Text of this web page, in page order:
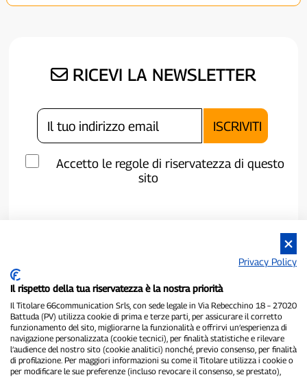
RICEVI LA NEWSLETTER
Accetto le regole di riservatezza di questo
sito
P300.it è una Testata Giornalistica indipendente
Registrazione numero 1/2021 del 1/2/2021 - Tribunale di Pavia
Proprietario ed editore:66communication Srls- P.IVA
Privacy Policy
Il rispetto della tua riservatezza è la nostra priorità
Il Titolare 66communication Srls, con sede legale in Via Rebecchino 18 – 27020
Battuda (PV) utilizza cookie di prima e terze parti, per assicurare il corretto
funzionamento del sito, migliorarne la funzionalità e offrirvi un’esperienza di
navigazione personalizzata (cookie tecnici), per finalità statistiche e rilevare
l’audience del nostro sito (cookie analitici) nonché, previo consenso, per finalità
di profilazione. Per maggiori informazioni su come il Titolare utilizza i cookie o
per modificare le sue preferenze (incluso revocare il consenso, se prestato),